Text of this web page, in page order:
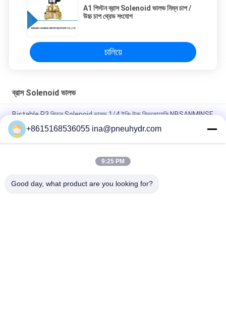
A1 পিস্টন ব্রাস Solenoid ভালভ নিম্ন চাপ /
উচ্চ চাপ থ্রেড সংযোগ
চালিয়ে
ব্রাস Solenoid ভালভ
Bistable P3 পিতল Solenoid ভালভ 1/4 ইঞ্চি উচ্চ ফ্রিকোয়েন্সি NBSANMINSE
ব্র্যান্ড
জেড 4 স্টেইনলেস স্টিল সোলোনয়েড ভালভের জন্য সরাসরি ডাইরেক্ট অভিনয় সোলোনয়েড
+8615168536055 ina@pneuhydr.com
9:25 PM
Good day, what product are you looking for?